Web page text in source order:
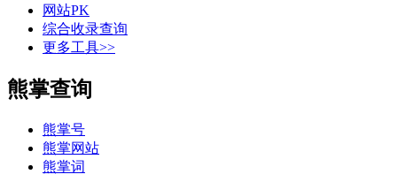
网站PK
综合收录查询
更多工具>>
熊掌查询
熊掌号
熊掌网站
熊掌词